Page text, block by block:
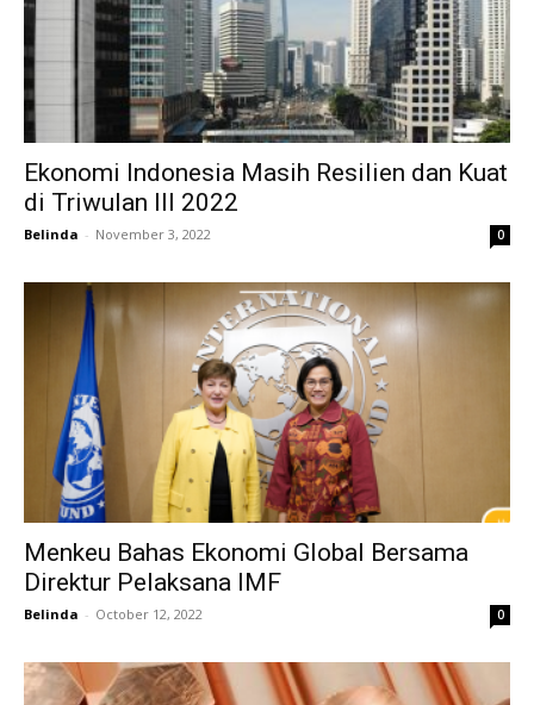
Ekonomi Indonesia Masih Resilien dan Kuat
di Triwulan III 2022
Belinda - November 3, 2022 0
Menkeu Bahas Ekonomi Global Bersama
Direktur Pelaksana IMF
Belinda - October 12, 2022 0